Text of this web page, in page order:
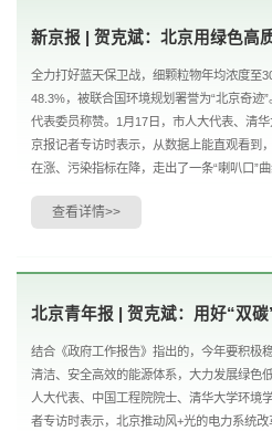
新京报 | 贺克斌：北京用绿色高
全力打好蓝天保卫战，细颗粒物年均浓度至
48.3%，被联合国环境规划署誉为“北京奇迹
代表委员称赞。1月17日，市人大代表、清
京报记者专访时表示，从数据上能直观看到
在涨、污染指标在降，走出了一条“喇叭口”
查看详情>>
北京青年报 | 贺克斌：用好“双
结合《政府工作报告》指出的，今年要积极
清洁、安全高效的能源体系，大力发展绿色
人大代表、中国工程院院士、清华大学环境
者专访时表示，北京推动风+光的电力系统